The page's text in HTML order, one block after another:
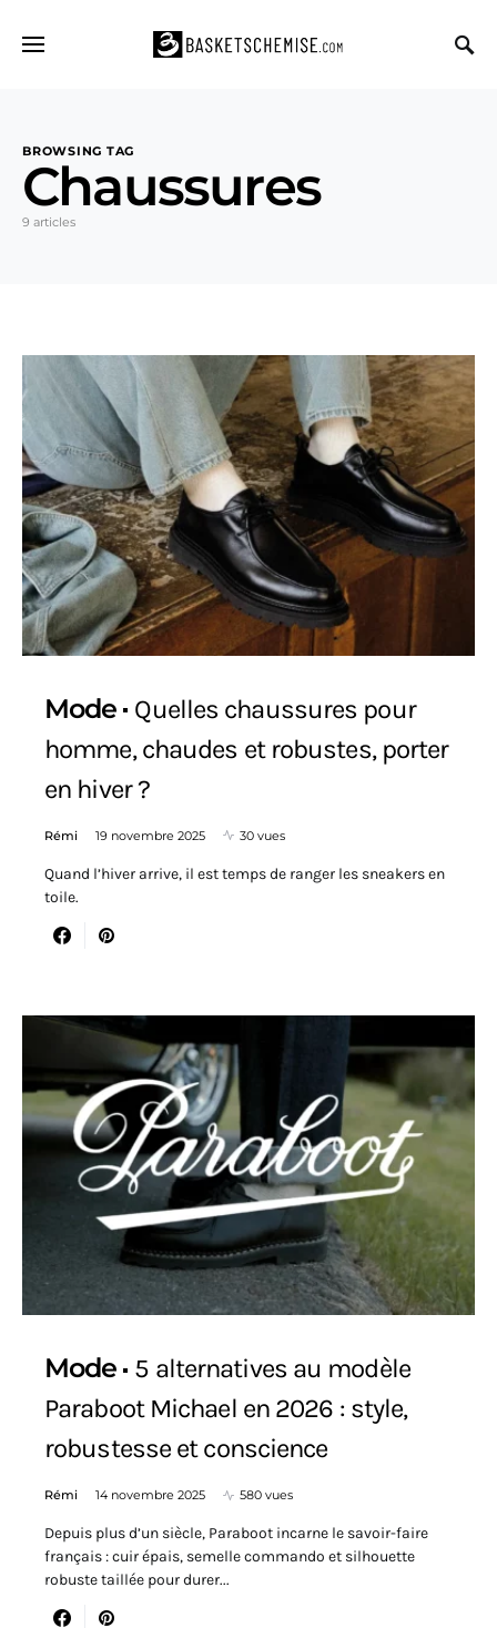
BROWSING TAG
Chaussures
9 articles
Mode
Quelles chaussures pour
homme, chaudes et robustes, porter
en hiver ?
Rémi 19 novembre 2025 30 vues
Quand l’hiver arrive, il est temps de ranger les sneakers en
toile.
Mode
5 alternatives au modèle
Paraboot Michael en 2026 : style,
robustesse et conscience
Rémi 14 novembre 2025 580 vues
Depuis plus d’un siècle, Paraboot incarne le savoir-faire
français : cuir épais, semelle commando et silhouette
robuste taillée pour durer...